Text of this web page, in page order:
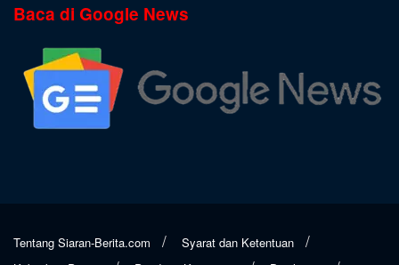
Baca di Google News
Tentang Siaran-Berita.com
Syarat dan Ketentuan